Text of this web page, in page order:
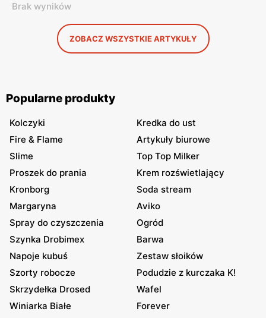
Brak wyników
ZOBACZ WSZYSTKIE ARTYKUŁY
Popularne produkty
Kolczyki
Kredka do ust
Fire & Flame
Artykuły biurowe
Slime
Top Top Milker
Proszek do prania
Krem rozświetlający
Kronborg
Soda stream
Margaryna
Aviko
Spray do czyszczenia
Ogród
Szynka Drobimex
Barwa
Napoje kubuś
Zestaw słoików
Szorty robocze
Podudzie z kurczaka K!
Skrzydełka Drosed
Wafel
Winiarka Białe
Forever